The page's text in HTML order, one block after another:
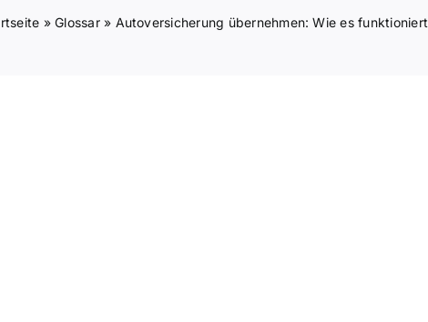
»Glossar» Autoversicherung übernehmen: Wie es funktioniert